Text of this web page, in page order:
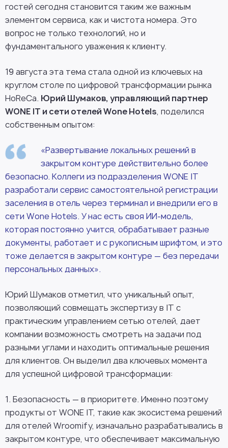
гостей сегодня становится таким же важным
элементом сервиса, как и чистота номера. Это
вопрос не только технологий, но и
фундаментального уважения к клиенту.
19 августа эта тема стала одной из ключевых на
круглом столе по цифровой трансформации рынка
HoReCa. Юрий Шумаков, управляющий партнер
WONE IT и сети отелей Wone Hotels, поделился
собственным опытом:
«Развертывание локальных решений в
закрытом контуре действительно более
безопасно. Коллеги из подразделения WONE IT
разработали сервис самостоятельной регистрации
заселения в отель через терминал и внедрили его в
сети Wone Hotels. У нас есть своя ИИ-модель,
которая постоянно учится, обрабатывает разные
документы, работает и с рукописным шрифтом, и это
тоже делается в закрытом контуре — без передачи
персональных данных».
Юрий Шумаков отметил, что уникальный опыт,
позволяющий совмещать экспертизу в IT с
практическим управлением сетью отелей, дает
компании возможность смотреть на задачи под
разными углами и находить оптимальные решения
для клиентов. Он выделил два ключевых момента
для успешной цифровой трансформации:
1. Безопасность — в приоритете. Именно поэтому
продукты от WONE IT, такие как экосистема решений
для отелей Wroomify, изначально разрабатывались в
закрытом контуре, что обеспечивает максимальную